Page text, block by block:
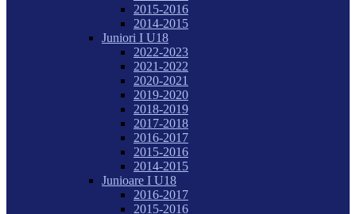
2015-2016
2014-2015
Juniori I U18
2022-2023
2021-2022
2020-2021
2019-2020
2018-2019
2017-2018
2016-2017
2015-2016
2014-2015
Junioare I U18
2016-2017
2015-2016